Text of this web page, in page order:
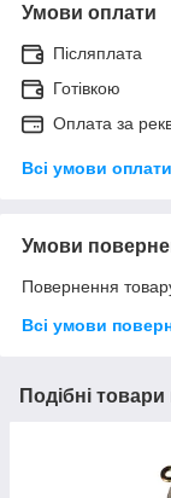
Умови оплати
Післяплата
Готівкою
Оплата за
Всі умови оплати
Умови
Повернення
Всі умови
Подібні товари